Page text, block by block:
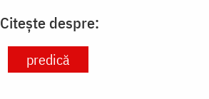
Citește despre:
predică